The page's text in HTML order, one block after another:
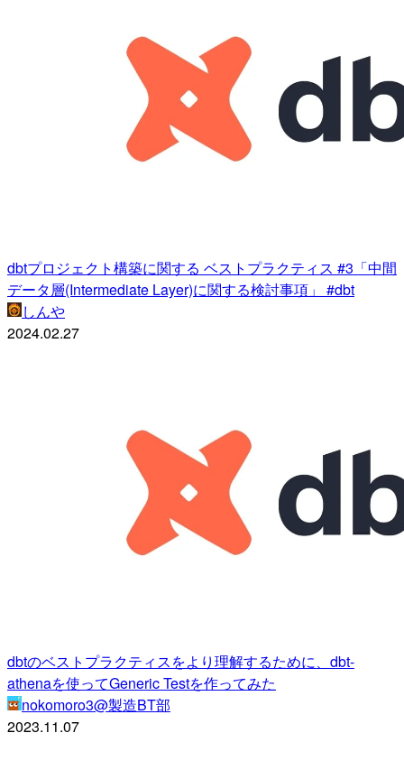
dbtプロジェクト構築に関する ベストプラクティス #3「中間
データ層(Intermediate Layer)に関する検討事項」 #dbt
しんや
2024.02.27
dbtのベストプラクティスをより理解するために、dbt-
athenaを使ってGeneric Testを作ってみた
nokomoro3@製造BT部
2023.11.07